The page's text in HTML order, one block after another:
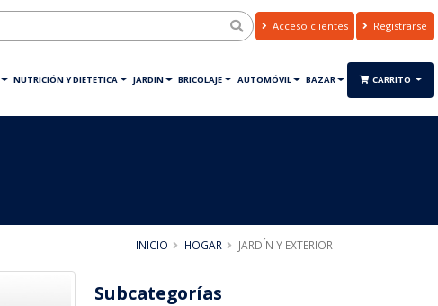
Acceso clientes Registrarse
NUTRICIÓN Y DIETETICA JARDIN BRICOLAJE AUTOMÓVIL BAZAR CARRITO
INICIO HOGAR JARDÍN Y EXTERIOR
Subcategorías